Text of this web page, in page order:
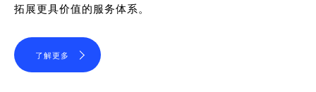
拓展更具价值的服务体系。
了解更多